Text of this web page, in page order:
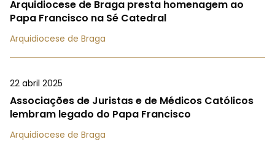
Arquidiocese de Braga presta homenagem ao
Papa Francisco na Sé Catedral
Arquidiocese de Braga
22 abril 2025
Associações de Juristas e de Médicos Católicos
lembram legado do Papa Francisco
Arquidiocese de Braga